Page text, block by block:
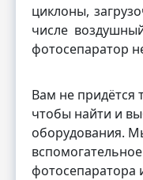
циклоны,
числе
фотосепаратор
Вам не придётся
чтобы найти и
оборудования.
фотосепаратора